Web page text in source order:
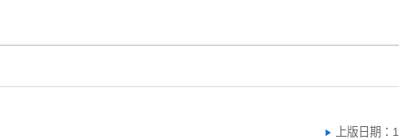
上版日期：